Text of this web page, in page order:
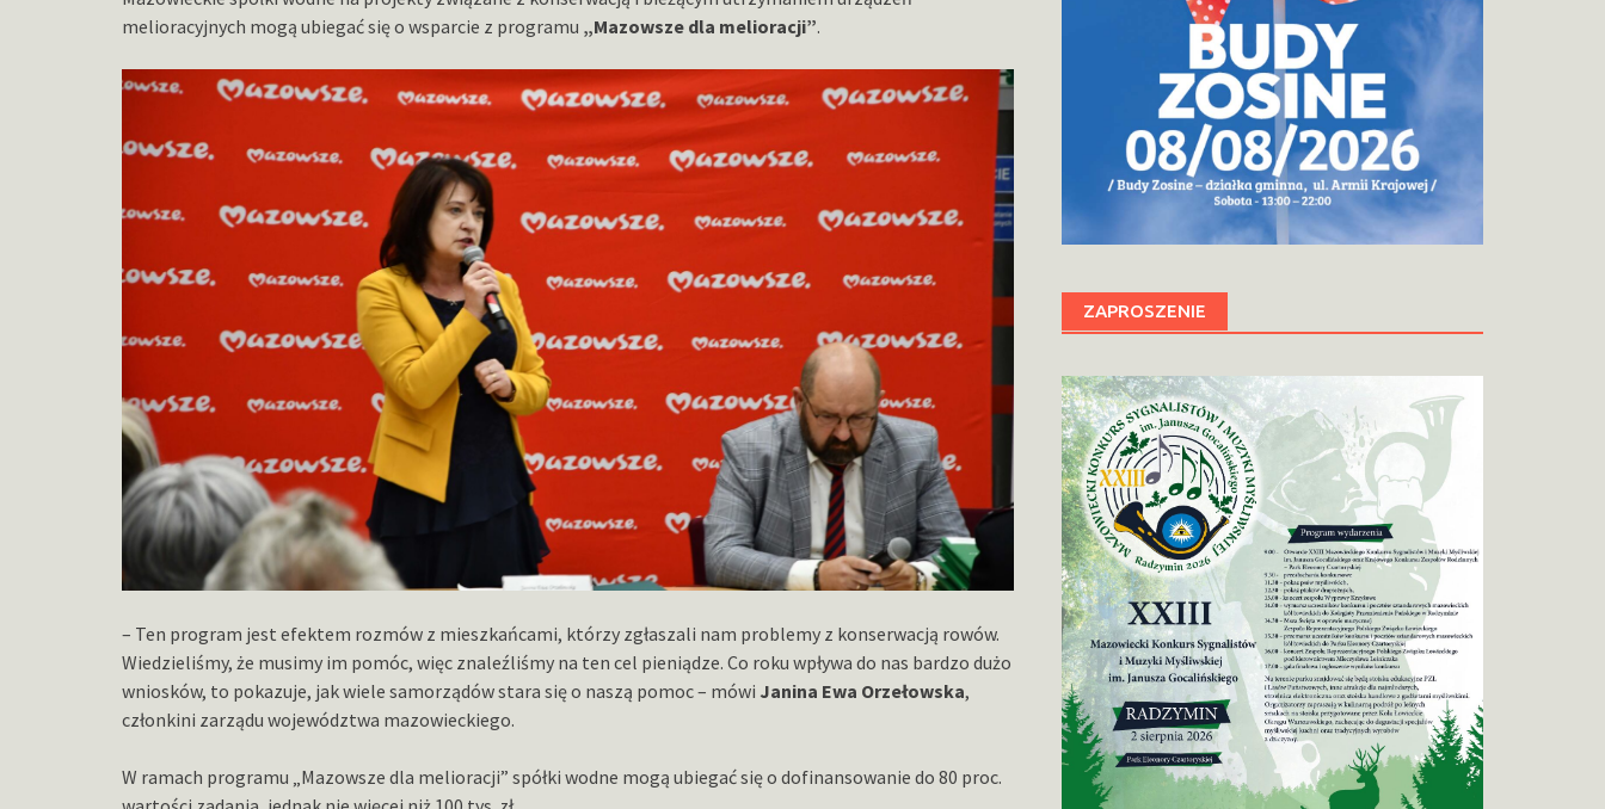
melioracyjnych mogą ubiegać się o wsparcie z programu „Mazowsze dla melioracji”.
– Ten program jest efektem rozmów z mieszkańcami, którzy zgłaszali nam problemy z konserwacją rowów.
Wiedzieliśmy, że musimy im pomóc, więc znaleźliśmy na ten cel pieniądze. Co roku wpływa do nas bardzo dużo
wniosków, to pokazuje, jak wiele samorządów stara się o naszą pomoc – mówi Janina Ewa Orzełowska,
członkini zarządu województwa mazowieckiego.
W ramach programu „Mazowsze dla melioracji” spółki wodne mogą ubiegać się o dofinansowanie do 80 proc.
ZAPROSZENIE